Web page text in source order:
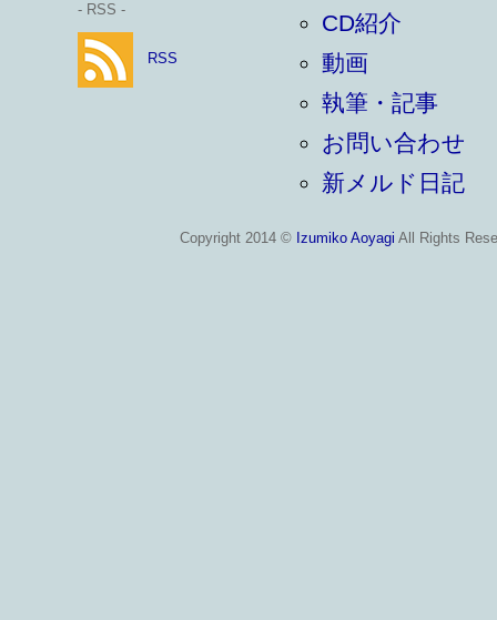
- RSS -
RSS
CD紹介
動画
執筆・記事
お問い合わせ
新メルド日記
Copyright 2014 © Izumiko Aoyagi All Rights